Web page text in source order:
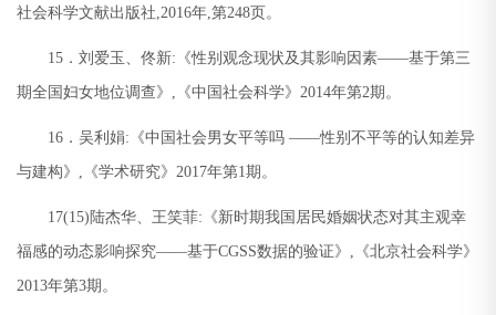
社会科学文献出版社,2016年,第248页。
15 ．刘爱玉、佟新: 《性别观念现状及其影响因素——基于第三
期全国妇女地位调查》 , 《中国社会科学》 2014年第2期。
16 ．吴利娟: 《中国社会男女平等吗 ——性别不平等的认知差异
与建构》 , 《学术研究》 2017年第1期。
17(15) 陆杰华、王笑菲: 《新时期我国居民婚姻状态对其主观幸
福感的动态影响探究——基于CGSS数据的验证》 , 《北京社会科学》
2013年第3期。